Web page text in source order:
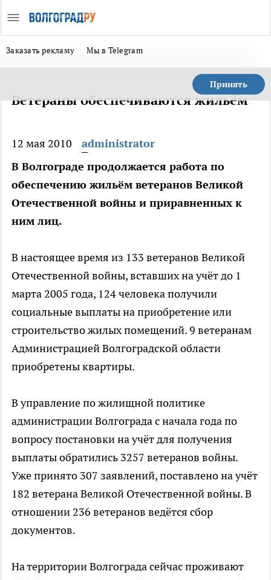
Заказать рекламу Мы в Telegram
Принять
Ветераны обеспечиваются жильём
12 мая 2010
administrator
В Волгограде продолжается работа по
обеспечению жильём ветеранов Великой
Отечественной войны и приравненных к
ним лиц.
В настоящее время из 133 ветеранов Великой
Отечественной войны, вставших на учёт до 1
марта 2005 года, 124 человека получили
социальные выплаты на приобретение или
строительство жилых помещений. 9 ветеранам
Администрацией Волгоградской области
приобретены квартиры.
В управление по жилищной политике
администрации Волгограда с начала года по
вопросу постановки на учёт для получения
выплаты обратились 3257 ветеранов войны.
Уже принято 307 заявлений, поставлено на учёт
182 ветерана Великой Отечественной войны. В
отношении 236 ветеранов ведётся сбор
документов.
На территории Волгограда сейчас проживают